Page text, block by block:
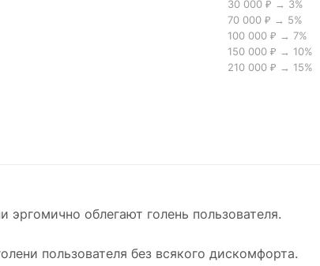
30 000 ₽ → 3%
70 000 ₽ → 5%
100 000 ₽ → 7%
150 000 ₽ → 10%
210 000 ₽ → 15%
облегают голень пользователя.
пользователя без всякого дискомфорта.